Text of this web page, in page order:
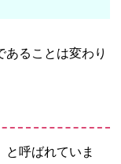
あることは変わり
と呼ばれていま